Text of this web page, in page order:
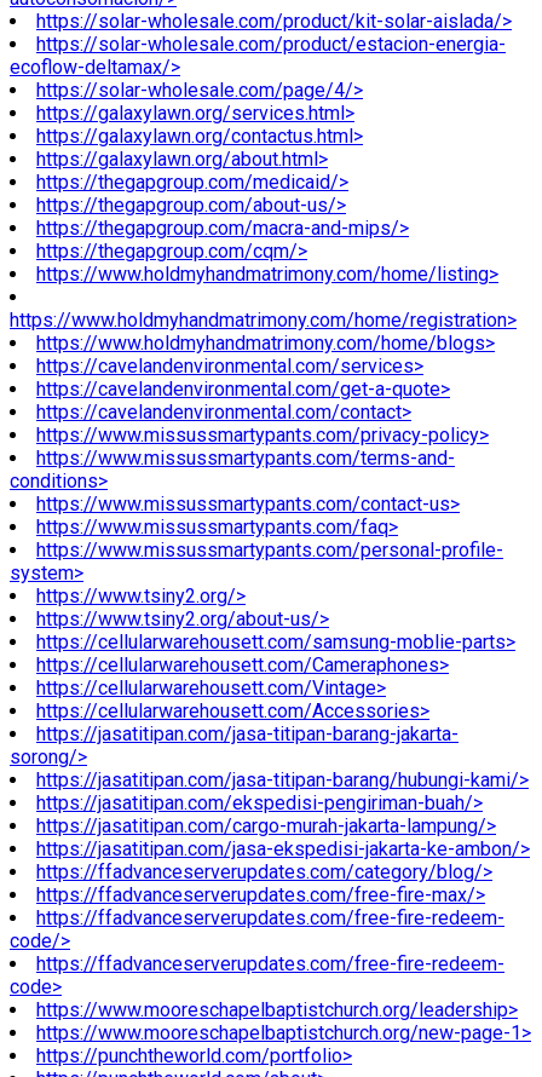
https://solar-wholesale.com/product/kit-solar-aislada/>
https://solar-wholesale.com/product/estacion-energia-
ecoflow-deltamax/>
https://solar-wholesale.com/page/4/>
https://galaxylawn.org/services.html>
https://galaxylawn.org/contactus.html>
https://galaxylawn.org/about.html>
https://thegapgroup.com/medicaid/>
https://thegapgroup.com/about-us/>
https://thegapgroup.com/macra-and-mips/>
https://thegapgroup.com/cqm/>
https://www.holdmyhandmatrimony.com/home/listing>
https://www.holdmyhandmatrimony.com/home/registration>
https://www.holdmyhandmatrimony.com/home/blogs>
https://cavelandenvironmental.com/services>
https://cavelandenvironmental.com/get-a-quote>
https://cavelandenvironmental.com/contact>
https://www.missussmartypants.com/privacy-policy>
https://www.missussmartypants.com/terms-and-
conditions>
https://www.missussmartypants.com/contact-us>
https://www.missussmartypants.com/faq>
https://www.missussmartypants.com/personal-profile-
system>
https://www.tsiny2.org/>
https://www.tsiny2.org/about-us/>
https://cellularwarehousett.com/samsung-moblie-parts>
https://cellularwarehousett.com/Cameraphones>
https://cellularwarehousett.com/Vintage>
https://cellularwarehousett.com/Accessories>
https://jasatitipan.com/jasa-titipan-barang-jakarta-
sorong/>
https://jasatitipan.com/jasa-titipan-barang/hubungi-kami/>
https://jasatitipan.com/ekspedisi-pengiriman-buah/>
https://jasatitipan.com/cargo-murah-jakarta-lampung/>
https://jasatitipan.com/jasa-ekspedisi-jakarta-ke-ambon/>
https://ffadvanceserverupdates.com/category/blog/>
https://ffadvanceserverupdates.com/free-fire-max/>
https://ffadvanceserverupdates.com/free-fire-redeem-
code/>
https://ffadvanceserverupdates.com/free-fire-redeem-
code>
https://www.mooreschapelbaptistchurch.org/leadership>
https://www.mooreschapelbaptistchurch.org/new-page-1>
https://punchtheworld.com/portfolio>